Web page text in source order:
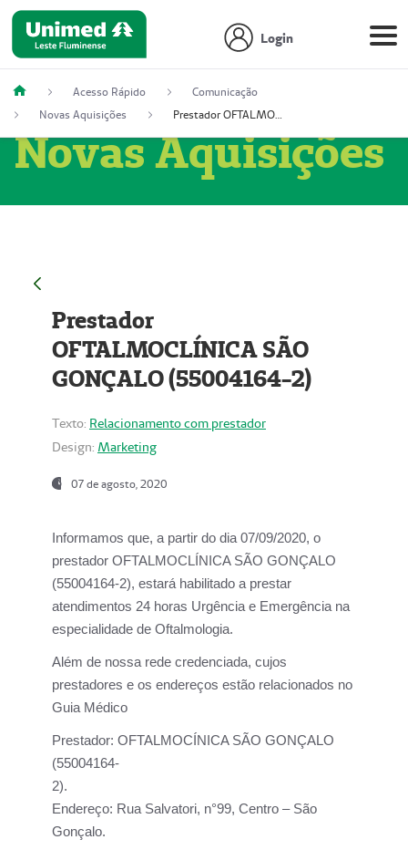
Login
Acesso Rápido
Comunicação
Novas Aquisições
Prestador OFTALMOCLÍNICA SÃO GONÇALO (55004164-2)
Novas Aquisições
Prestador
OFTALMOCLÍNICA SÃO
GONÇALO (55004164-2)
Texto: Relacionamento com prestador
Design: Marketing
07 de agosto, 2020
Informamos que, a partir do dia 07/09/2020, o
prestador OFTALMOCLÍNICA SÃO GONÇALO
(55004164-2), estará habilitado a prestar
atendimentos 24 horas Urgência e Emergência na
especialidade de Oftalmologia.
Além de nossa rede credenciada, cujos
prestadores e os endereços estão relacionados no
Guia Médico
Prestador: OFTALMOCÍNICA SÃO GONÇALO
(55004164-
2).
Endereço: Rua Salvatori, n°99, Centro – São
Gonçalo.